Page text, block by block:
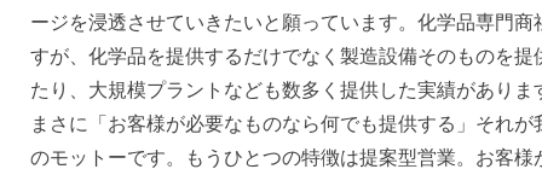
ージを浸透させていきたいと願っています。化学品専門商
すが、化学品を提供するだけでなく製造設備そのものを提
たり、大規模プラントなども数多く提供した実績がありま
まさに「お客様が必要なものなら何でも提供する」それが
のモットーです。もうひとつの特徴は提案型営業。お客様